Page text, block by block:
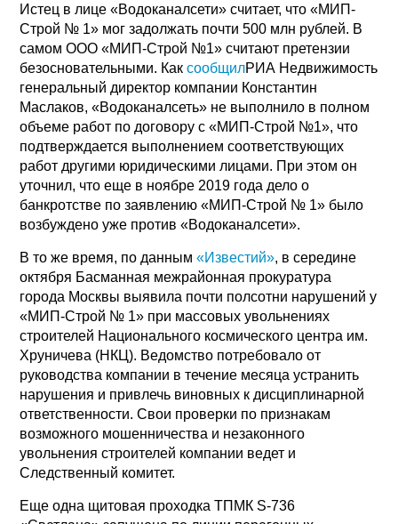
Истец в лице «Водоканалсети» считает, что «МИП-
Строй № 1» мог задолжать почти 500 млн рублей. В
самом ООО «МИП-Строй №1» считают претензии
безосновательными. КаксообщилРИА Недвижимость
генеральный директор компании Константин
Маслаков, «Водоканалсеть» не выполнило в полном
объеме работ по договору с «МИП-Строй №1», что
подтверждается выполнением соответствующих
работ другими юридическими лицами. При этом он
уточнил, что еще в ноябре 2019 года дело о
банкротстве по заявлению «МИП-Строй № 1» было
возбуждено уже против «Водоканалсети».
В то же время, по данным«Известий», в середине
октября Басманная межрайонная прокуратура
города Москвы выявила почти полсотни нарушений у
«МИП-Строй № 1» при массовых увольнениях
строителей Национального космического центра им.
Хруничева (НКЦ). Ведомство потребовало от
руководства компании в течение месяца устранить
нарушения и привлечь виновных к дисциплинарной
ответственности. Свои проверки по признакам
возможного мошенничества и незаконного
увольнения строителей компании ведет и
Следственный комитет.
Еще одна щитовая проходка ТПМК S-736